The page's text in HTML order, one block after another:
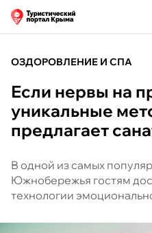
ОЗДОРОВЛЕНИЕ И СПА
Если нервы на
уникальные
предлагает
В одной из самых
Южнобережья гостям
технологии